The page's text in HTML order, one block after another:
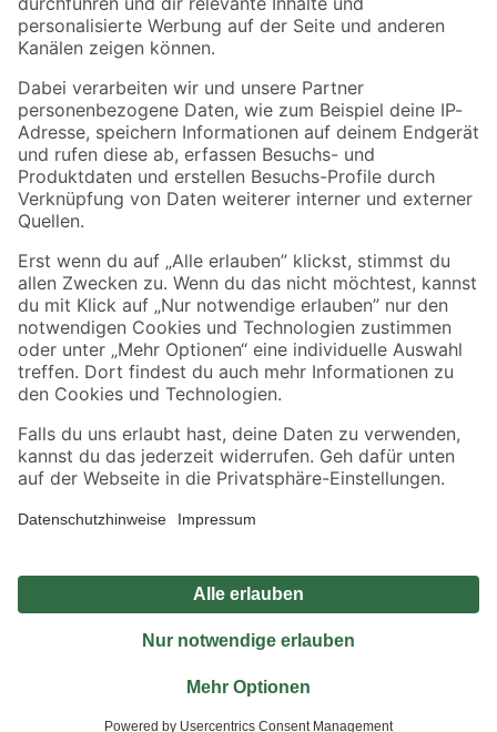
Folge uns
Zahlungsarten Versandarten
Sicher einkaufen
Jetzt die toom-App herunterladen
Alle Preisangaben in EUR inkl. gesetzl. MwSt.. Die dargestellten Angebote sind unter
Umständen nicht in allen Märkten verfügbar. Die angegebenen Verfügbarkeiten beziehen
Produkte nur solange der Vorrat reicht.
*Paketversand ab 59 € versandkostenfrei, gilt nicht für Artikel mit Speditionsversand, hier
Privatsphäre Impressum
Nutzungsbedingungen
Widerrufsrecht
Vertrag widerrufen
© 2026 toom Baumarkt GmbH